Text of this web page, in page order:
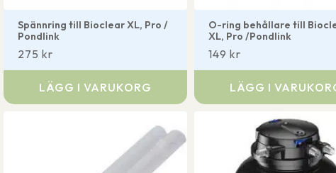
Spännring till Bioclear XL, Pro /
Pondlink
275 kr
LÄGG I VARUKORG
O-ring behållare till
XL, Pro /Pondlink
149 kr
LÄGG I